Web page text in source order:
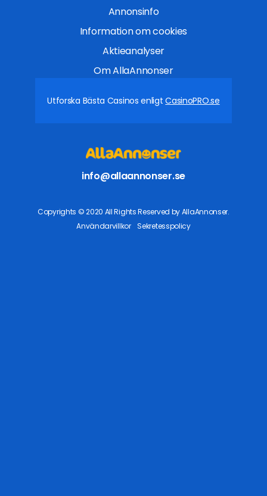
Annonsinfo
Information om cookies
Aktieanalyser
Om AllaAnnonser
Utforska Bästa Casinos enligtCasinoPRO.se
info@allaannonser.se
Copyrights © 2020 All Rights Reserved by AllaAnnonser.
Användarvillkor
Sekretesspolicy